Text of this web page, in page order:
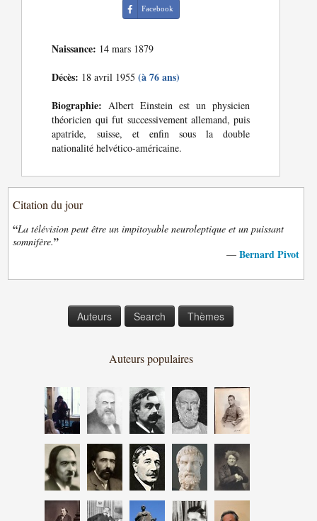
Facebook
Naissance: 14 mars 1879
Décès: 18 avril 1955(à 76 ans)
Biographie: Albert Einstein est un physicien
théoricien qui fut successivement allemand, puis
apatride, suisse, et enfin sous la double
nationalité helvético-américaine.
Citation du jour
“La télévision peut être un impitoyable neuroleptique et un puissant
somnifère.”
— Bernard Pivot
Auteurs Search Thèmes
Auteurs populaires